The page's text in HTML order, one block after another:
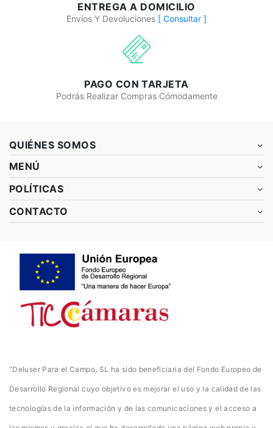
ENTREGA A DOMICILIO
Envíos Y Devoluciones [ Consultar ]
PAGO CON TARJETA
Podrás Realizar Compras Cómodamente
QUIÉNES SOMOS
MENÚ
POLÍTICAS
CONTACTO
“Deluser Para el Campo, SL ha sido beneficiaria del Fondo Europeo de
Desarrollo Regional cuyo objetivo es mejorar el uso y la calidad de las
tecnologías de la información y de las comunicaciones y el acceso a